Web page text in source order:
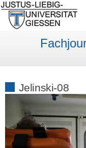
Jelinski-08